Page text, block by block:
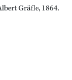
Gräfle, 1864.